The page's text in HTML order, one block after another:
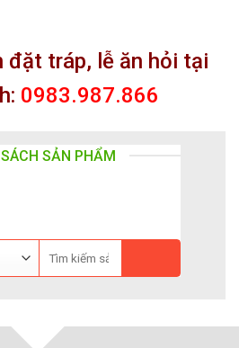
đặt tráp, lễ ăn hỏi tại
0983.987.866
SẢN PHẨM
72 SẢN PHẨM